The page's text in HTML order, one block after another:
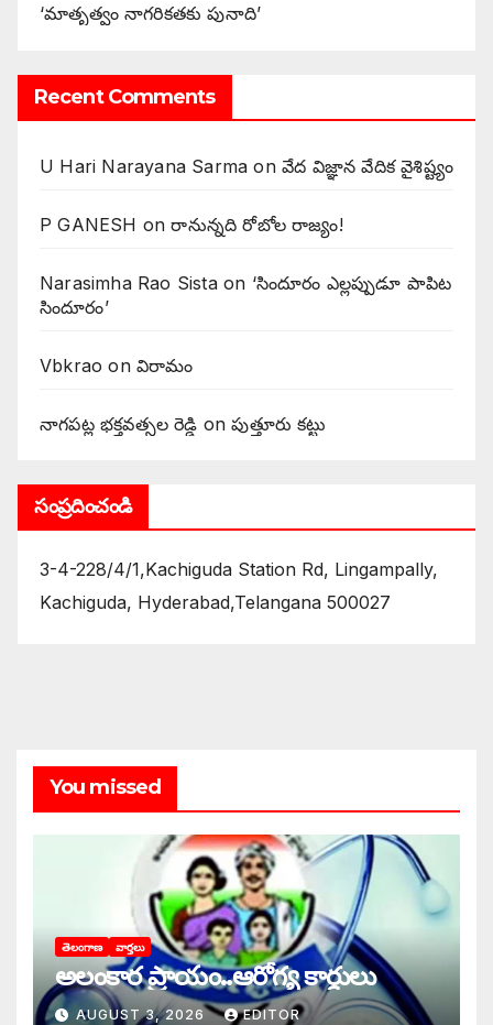
‘మాతృత్వం నాగరికతకు పునాది’
Recent Comments
U Hari Narayana Sarma onవేద విజ్ఞాన వేదిక వైశిష్ట్యం
P GANESH on‌రానున్నది రోబోల రాజ్యం!
Narasimha Rao Sistaon ‘సిందూరం ఎల్లప్పుడూ పాపిట
సిందూరం’
Vbkrao onవిరామం
నాగపట్ల భక్తవత్సల రెడ్డి onపుత్తూరు కట్టు
సంప్రదించండి
3-4-228/4/1,Kachiguda Station Rd, Lingampally,
Kachiguda, Hyderabad,Telangana 500027
You missed
తెలంగాణ వార్తలు
అలంకార ప్రాయం..ఆరోగ్య కార్డులు
AUGUST 3, 2026 EDITOR